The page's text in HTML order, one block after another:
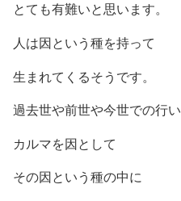
とても有難いと思います。
人は因という種を持って
生まれてくるそうです。
過去世や前世や今世での行い
カルマを因として
その因という種の中に